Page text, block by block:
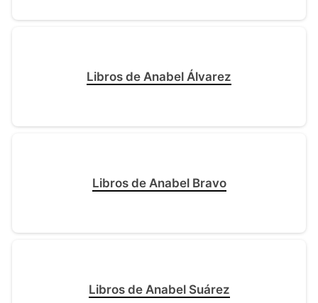
Libros de Anabel Álvarez
Libros de Anabel Bravo
Libros de Anabel Suárez